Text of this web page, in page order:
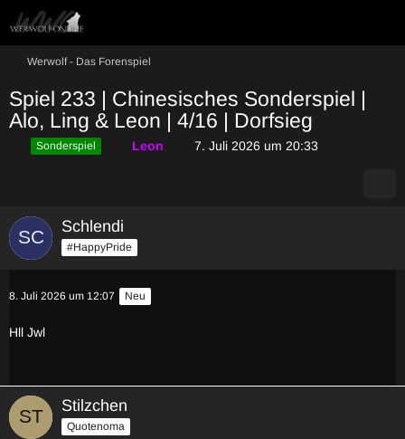
Werwolf - Das Forenspiel
Spiel 233 | Chinesisches Sonderspiel |
Alo, Ling & Leon | 4/16 | Dorfsieg
Sonderspiel Leon 7. Juli 2026 um 20:33
Schlendi
#HappyPride
8. Juli 2026 um 12:07 Neu
Hll Jwl
Stilzchen
Quotenoma